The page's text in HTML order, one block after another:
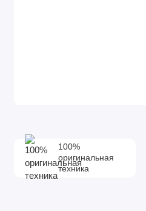
100%
оригинальная
техника